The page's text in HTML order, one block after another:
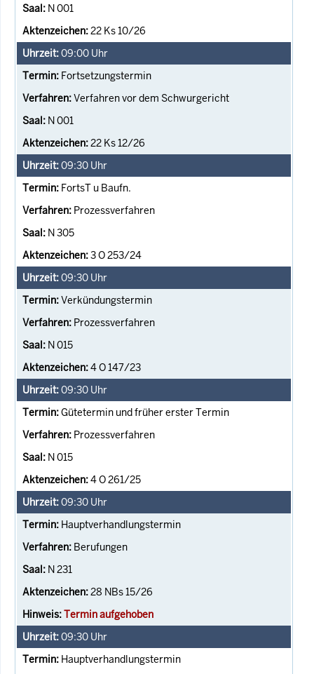
N 001
22 Ks 10/26
09:00 Uhr
Fortsetzungstermin
Verfahren vor dem Schwurgericht
N 001
22 Ks 12/26
09:30 Uhr
FortsT u Baufn.
Prozessverfahren
N 305
3 O 253/24
09:30 Uhr
Verkündungstermin
Prozessverfahren
N 015
4 O 147/23
09:30 Uhr
Gütetermin und früher erster Termin
Prozessverfahren
N 015
4 O 261/25
09:30 Uhr
Hauptverhandlungstermin
Berufungen
N 231
28 NBs 15/26
Termin aufgehoben
09:30 Uhr
Hauptverhandlungstermin